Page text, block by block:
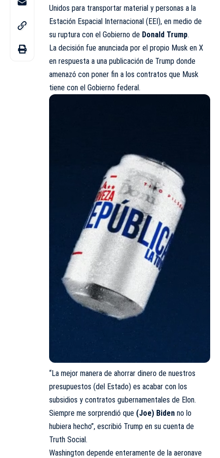
Unidos para transportar material y personas a la
Estación Espacial Internacional (EEI), en medio de
su ruptura con el Gobierno de Donald Trump.
La decisión fue anunciada por el propio Musk en X
en respuesta a una publicación de Trump donde
amenazó con poner fin a los contratos que Musk
tiene con el Gobierno federal.
“La mejor manera de ahorrar dinero de nuestros
presupuestos (del Estado) es acabar con los
subsidios y contratos gubernamentales de Elon.
Siempre me sorprendió que (Joe) Biden no lo
hubiera hecho”, escribió Trump en su cuenta de
Truth Social.
Washington depende enteramente de la aeronave